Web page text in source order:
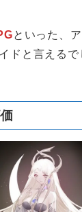
といった、
ドと言える